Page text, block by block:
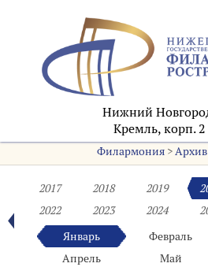
Нижний
Кремль, корп. 2
Филармония>Архив
2017 2018 2019
2022
2023 2024
Январь
Февраль
Апрель
Май